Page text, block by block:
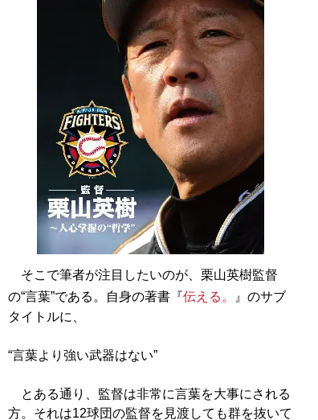
そこで筆者が注目したいのが、栗山英樹監督
の“言葉”である。自身の著書『伝える。
』のサブ
タイトルに、
“言葉より強い武器はない”
とある通り、監督は非常に言葉を大事にされる
方。それは12球団の監督を見渡しても群を抜いて